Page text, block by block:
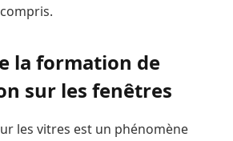
la formation de
sur les fenêtres
les vitres est un phénomène